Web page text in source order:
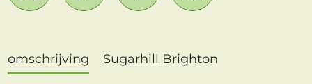
omschrijving Sugarhill Brighton